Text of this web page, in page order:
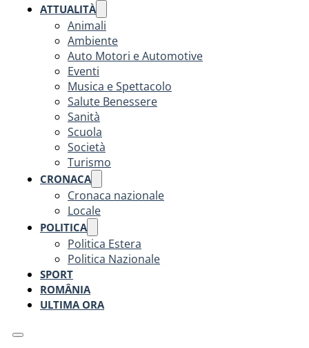
ATTUALITÀ
Animali
Ambiente
Auto Motori e Automotive
Eventi
Musica e Spettacolo
Salute Benessere
Sanità
Scuola
Società
Turismo
CRONACA
Cronaca nazionale
Locale
POLITICA
Politica Estera
Politica Nazionale
SPORT
ROMÂNIA
ULTIMA ORA